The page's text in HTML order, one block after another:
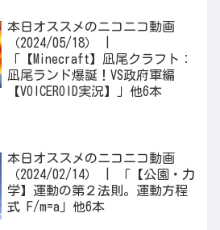
本日オススメのニコニコ動画
（2024/05/18） |
「【Minecraft】凪尾クラフト：
凪尾ランド爆誕！VS政府軍編
【VOICEROID実況】」他6本
本日オススメのニコニコ動画
（2024/02/14） | 「【公園・力
学】運動の第２法則。運動方程
式 F/m=a」他6本